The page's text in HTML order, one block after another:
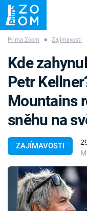
ZÁHADY
Témata
Témata
Pořady
Prima Zoom ■ Zajímavosti
ZAJÍMAVOSTI
Kde
Petr
Mountains
sněhu na